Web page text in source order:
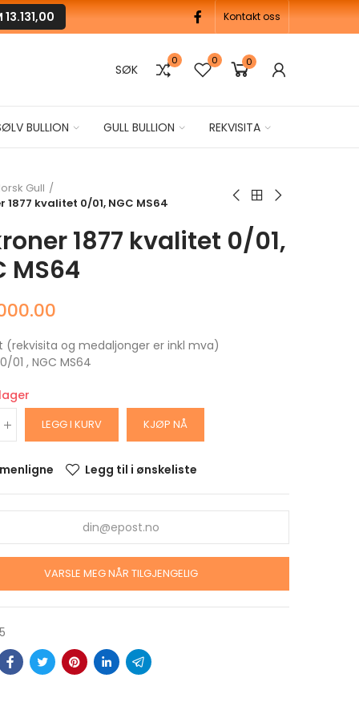
Kontakt oss
SØK
0 0 0
BULLION GULL BULLION REKVISITA
13.131,00
Gull
1877 kvalitet 0/01, NGC MS64
1877 kvalitet 0/01,
MS64
og medaljonger er inkl mva)
01 , NGC MS64
LEGG I KURV KJØP NÅ
Legg til i ønskeliste
VARSLE MEG NÅR TILGJENGELIG
oz
i